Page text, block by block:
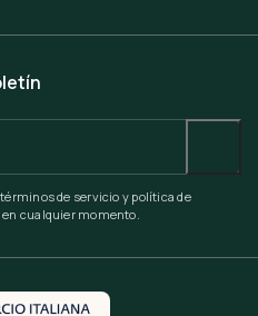
de servicio y política de
en cualquier momento.